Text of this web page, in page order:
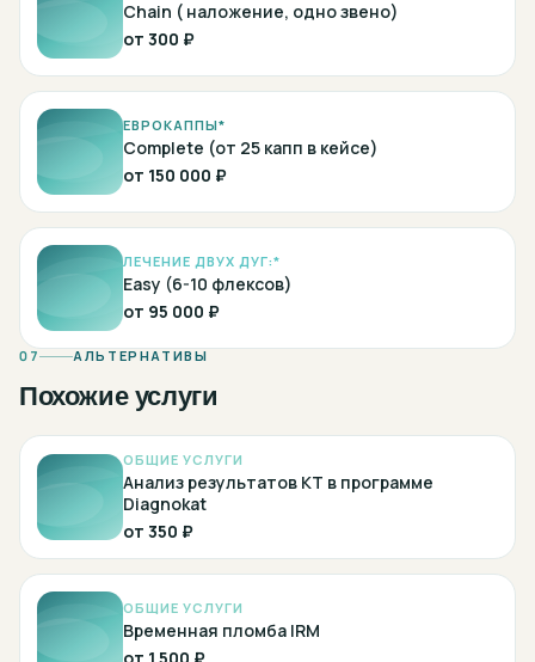
Chain ( наложение, одно звено)
от 300 ₽
ЕВРОКАППЫ*
Complete (от 25 капп в кейсе)
от 150 000 ₽
ЛЕЧЕНИЕ ДВУХ ДУГ:*
Easy (6-10 флексов)
от 95 000 ₽
07 АЛЬТЕРНАТИВЫ
Похожие услуги
ОБЩИЕ УСЛУГИ
Анализ результатов КТ в программе
Diagnokat
от 350 ₽
ОБЩИЕ УСЛУГИ
Временная пломба IRM